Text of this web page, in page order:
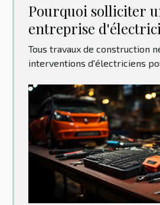
Pourquoi solliciter
entreprise
?
Tous travaux de construction
interventions d'électriciens